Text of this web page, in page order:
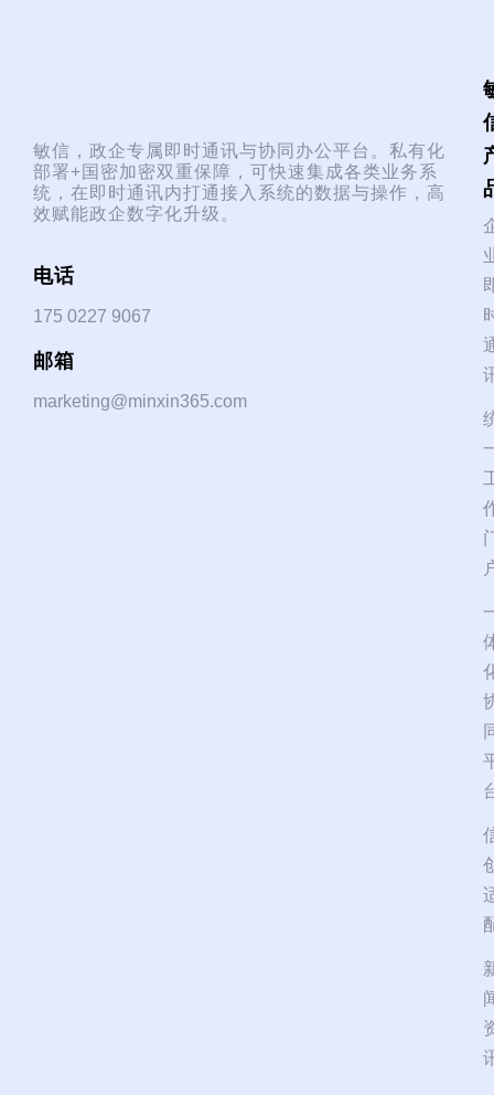
敏信，政企专属即时通讯与协同办公平台。私有化
部署+国密加密双重保障，可快速集成各类业务系
统，在即时通讯内打通接入系统的数据与操作，高
效赋能政企数字化升级。
电话
175 0227 9067
邮箱
marketing@minxin365.com